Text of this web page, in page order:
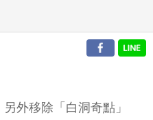
外移除「白洞奇點」